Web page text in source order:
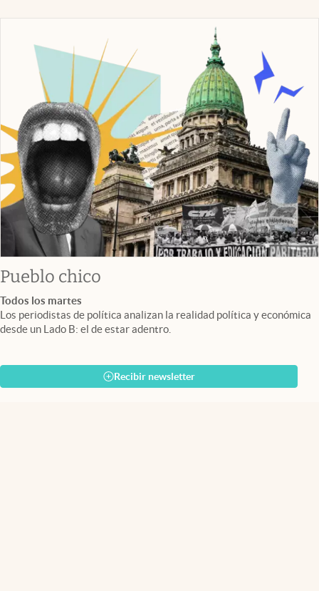
Pueblo chico
Todos los martes
Los periodistas de política analizan la realidad política y económica
desde un Lado B: el de estar adentro.
Recibir newsletter